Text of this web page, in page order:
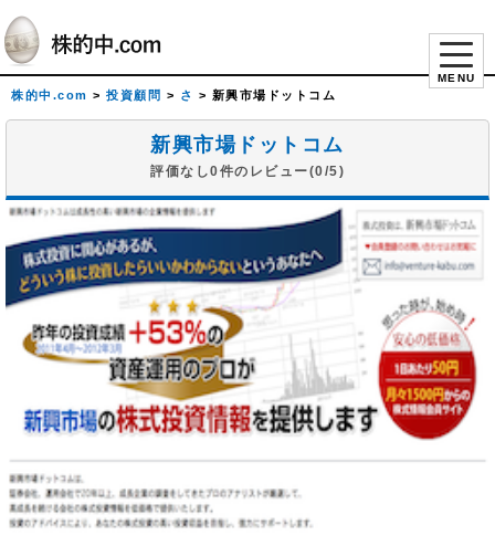
MENU
株的中.com > 投資顧問 > さ > 新興市場ドットコム
新興市場ドットコム
評価なし0件のレビュー(0/5)